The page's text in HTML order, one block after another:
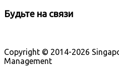
Будьте на связи
Copyright © 2014-2026
Management